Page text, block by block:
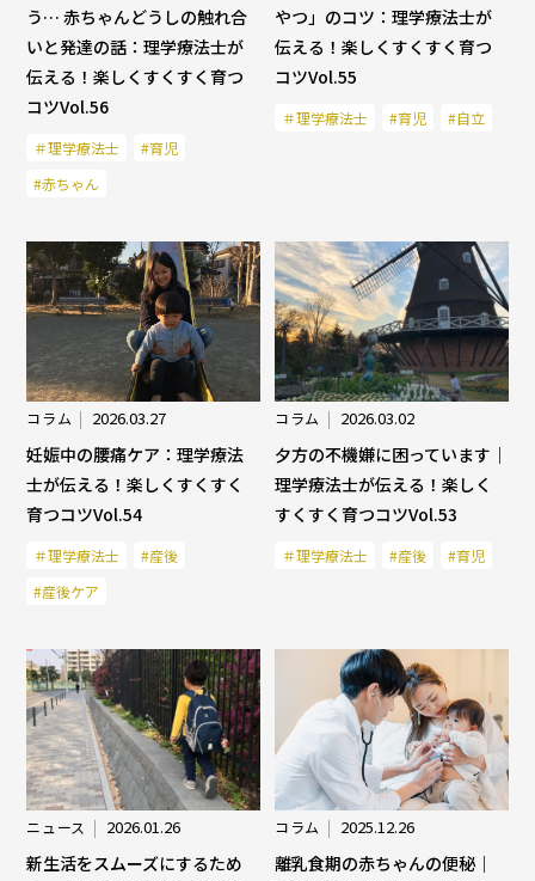
う… 赤ちゃんどうしの触れ合
いと発達の話：理学療法士が
伝える！楽しくすくすく育つ
コツVol.56
＃理学療法士
#育児
#赤ちゃん
やつ」のコツ：理学療法士が
伝える！楽しくすくすく育つ
コツVol.55
＃理学療法士 #育児 #自立
コラム 2026.03.27
妊娠中の腰痛ケア：理学療法
士が伝える！楽しくすくすく
育つコツVol.54
＃理学療法士
#産後
#産後ケア
コラム 2026.03.02
夕方の不機嫌に困っています｜
理学療法士が伝える！楽しく
すくすく育つコツVol.53
＃理学療法士 #産後 #育児
ニュース 2026.01.26
新生活をスムーズにするため
コラム 2025.12.26
離乳食期の赤ちゃんの便秘｜